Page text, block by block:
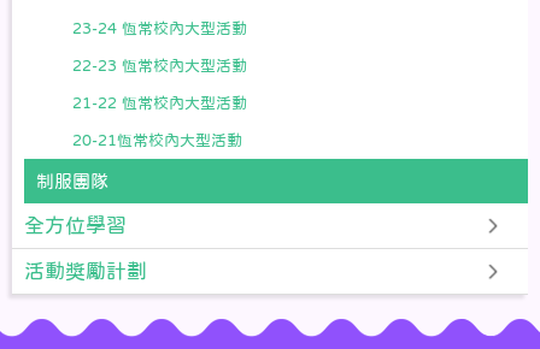
23-24 恆常校內大型活動
22-23 恆常校內大型活動
21-22 恆常校內大型活動
20-21恆常校內大型活動
制服團隊
全方位學習
活動獎勵計劃